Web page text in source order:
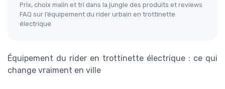
Prix, choix malin et tri dans la jungle des produits et reviews
FAQ sur l’équipement du rider urbain en trottinette
électrique
Équipement du rider en trottinette électrique : ce qui
change vraiment en ville